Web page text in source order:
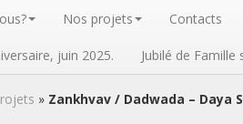
Nos projets Contacts
juin 2025. Jubilé de
» Zankhvav / Dadwada – Daya